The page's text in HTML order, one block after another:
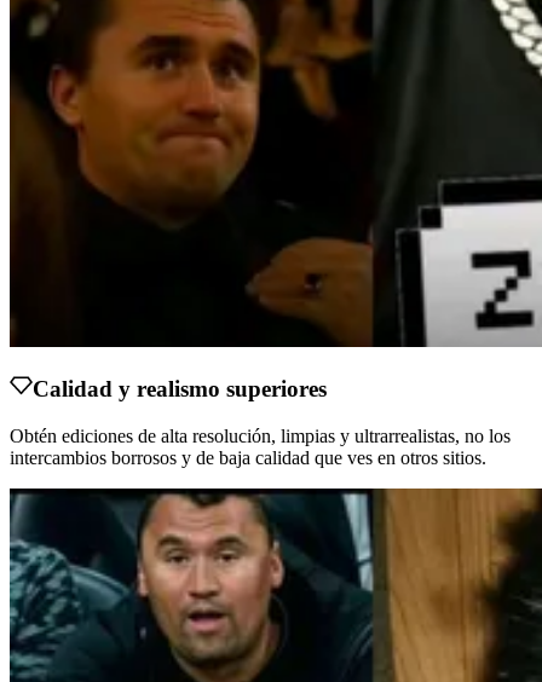
Calidad y realismo superiores
Obtén ediciones de alta resolución, limpias y ultrarrealistas, no los
intercambios borrosos y de baja calidad que ves en otros sitios.